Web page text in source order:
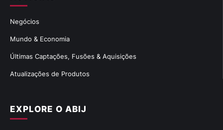
EXPLORE O ABIJ
Negócios
Mundo & Economia
Últimas Captações, Fusões & Aquisições
Atualizações de Produtos